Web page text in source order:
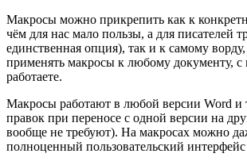
Макросы можно прикрепить как к
чём для нас мало пользы, а для писателей
единственная опция), так и к самому ворду,
применять макросы к любому документу,
работаете.
Макросы работают в любой версии Word
правок при переносе с одной версии на
вообще не требуют). На макросах можно
полноценный пользовательский